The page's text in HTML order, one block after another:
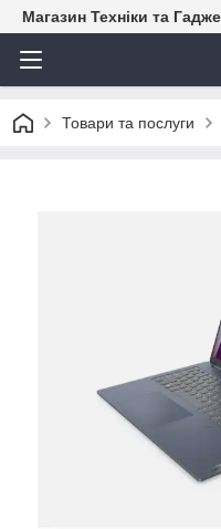
Магазин Техніки та
Товари та послуги